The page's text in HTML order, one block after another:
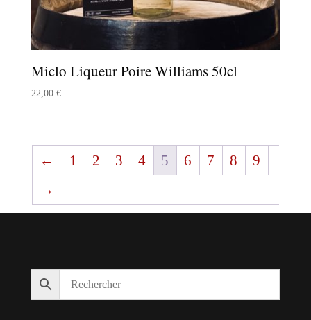
Miclo Liqueur Poire Williams 50cl
22,00 €
← 1 2 3 4 5 6 7 8
9
→